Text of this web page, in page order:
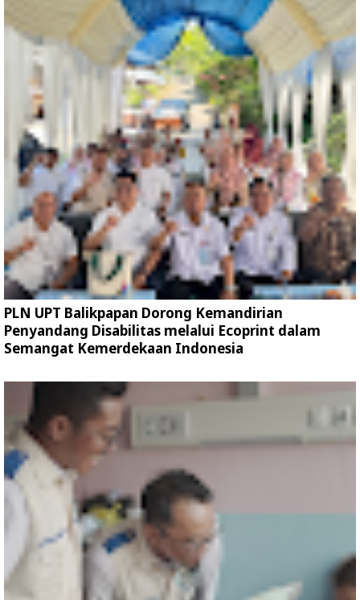
PLN UPT Balikpapan Dorong Kemandirian
Penyandang Disabilitas melalui Ecoprint dalam
Semangat Kemerdekaan Indonesia